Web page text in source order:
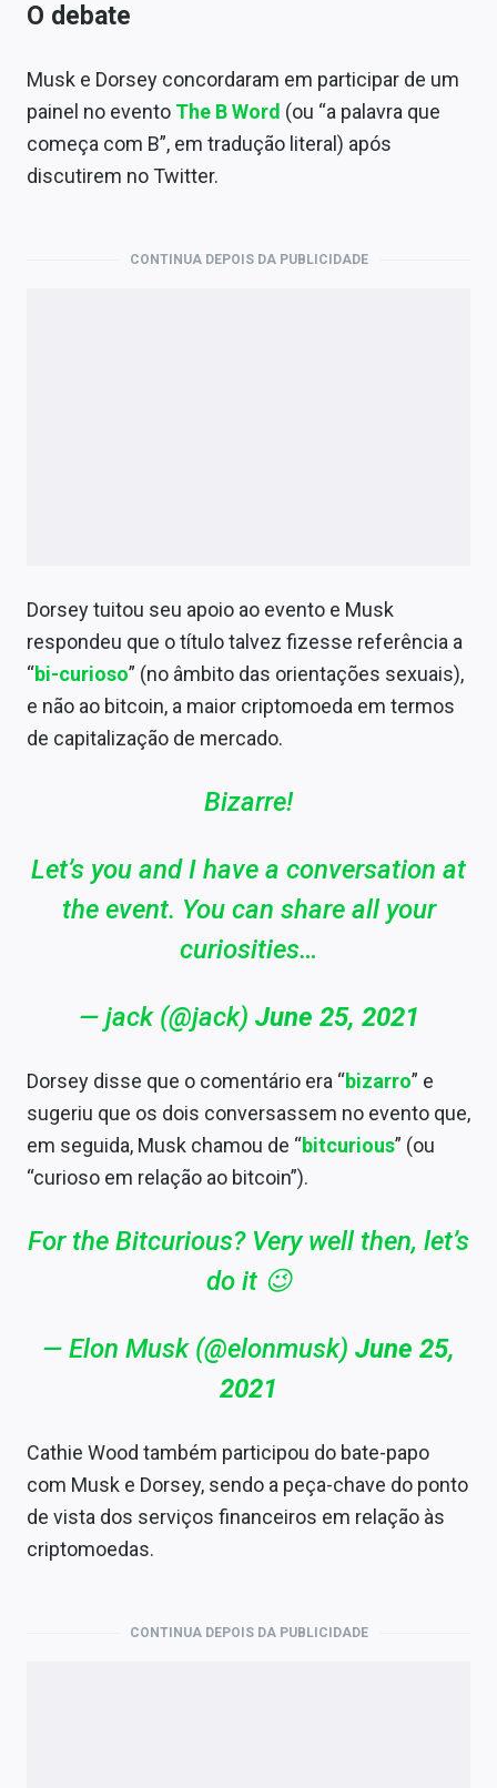
O debate
Musk e Dorsey concordaram em participar de um
painel no evento The B Word (ou “a palavra que
começa com B”, em tradução literal) após
discutirem no Twitter.
CONTINUA DEPOIS DA PUBLICIDADE
Dorsey tuitou seu apoio ao evento e Musk
respondeu que o título talvez fizesse referência a
“bi-curioso” (no âmbito das orientações sexuais),
e não ao bitcoin, a maior criptomoeda em termos
de capitalização de mercado.
Bizarre!
Let’s you and I have a conversation at
the event. You can share all your
curiosities…
— jack (@jack) June 25, 2021
Dorsey disse que o comentário era “bizarro” e
sugeriu que os dois conversassem no evento que,
em seguida, Musk chamou de “bitcurious” (ou
“curioso em relação ao bitcoin”).
For the Bitcurious? Very well then, let’s
do it 😉
— Elon Musk (@elonmusk) June 25,
2021
Cathie Wood também participou do bate-papo
com Musk e Dorsey, sendo a peça-chave do ponto
de vista dos serviços financeiros em relação às
criptomoedas.
CONTINUA DEPOIS DA PUBLICIDADE